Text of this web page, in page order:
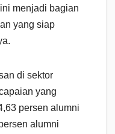
menjadi bagian
yang siap
di sektor
yang
persen alumni
alumni